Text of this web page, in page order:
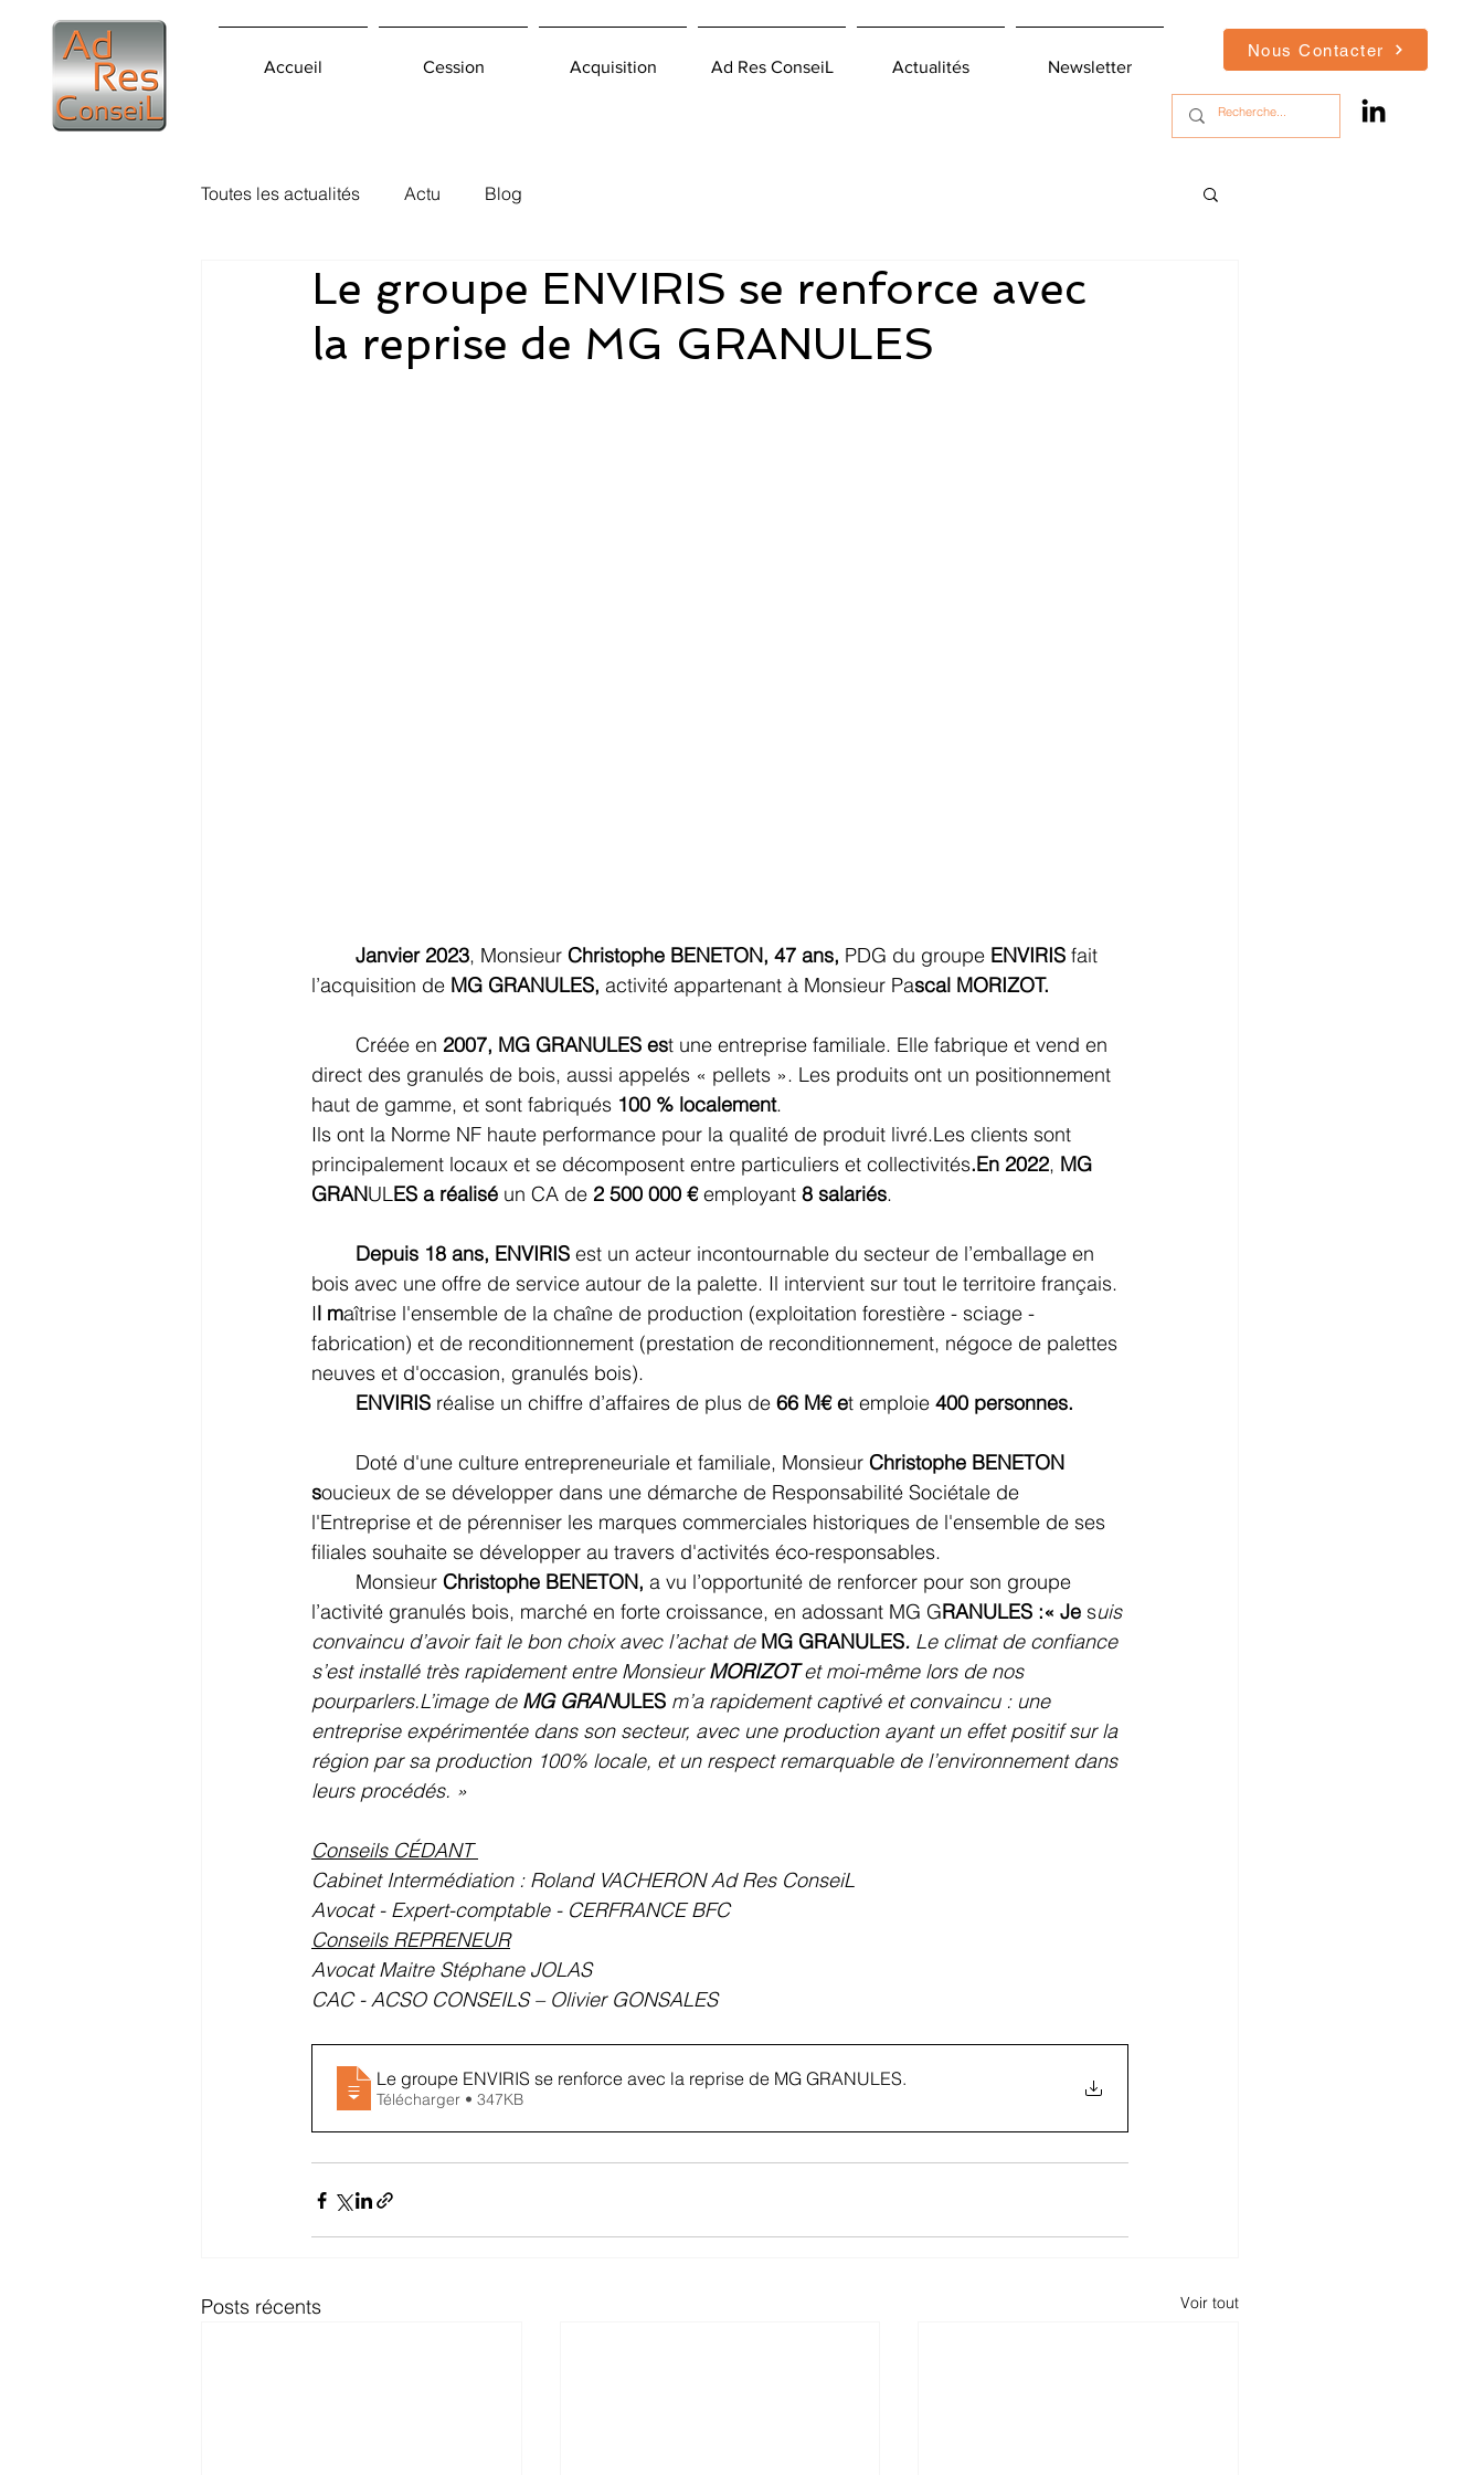
Nous Contacter
Accueil
Cession Acquisition Ad Res ConseiL Actualités Newsletter
Toutes les actualités Actu Blog
Le groupe ENVIRIS se renforce avec
la reprise de MG GRANULES
Janvier 2023, Monsieur Christophe BENETON, 47 ans, PDG du groupe ENVIRIS fait
l’acquisition de MG GRANULES, activité appartenant à Monsieur Pascal MORIZOT.
	Créée en
2007, MG GRANULES est une entreprise familiale. Elle fabrique et vend en
direct des granulés de bois, aussi appelés « pellets ». Les produits ont un positionnement
haut de gamme, et sont fabriqués 100 % localement.
Ils ont la Norme NF haute performance pour la qualité de produit livré.Les clients sont
principalement locaux et se décomposent entre particuliers et collectivités.En 2022, MG
GRANULES a réalisé un CA de 2 500 000 € employant 8 salariés.
Depuis 18 ans, ENVIRIS est un acteur incontournable du secteur de l’emballage en
bois avec une offre de service autour de la palette. Il intervient sur tout le territoire français.
Il maîtrise l'ensemble de la chaîne de production (exploitation forestière - sciage -
fabrication) et de reconditionnement (prestation de reconditionnement, négoce de palettes
neuves et d'occasion, granulés bois).
ENVIRIS réalise un chiffre d’affaires de plus de 66 M€ et emploie 400 personnes.
	Doté d'une culture entrepreneuriale et familiale, Monsieur
Christophe BENETON
soucieux de se développer dans une démarche de Responsabilité Sociétale de
l'Entreprise et de pérenniser les marques commerciales historiques de l'ensemble de ses
filiales souhaite se développer au travers d'activités éco-responsables.
	Monsieur
Christophe BENETON, a vu l’opportunité de renforcer pour son groupe
l’activité granulés bois, marché en forte croissance, en adossant MG GRANULES :« Je suis
convaincu d’avoir fait le bon choix avec l’achat de MG GRANULES. Le climat de confiance
s’est installé très rapidement entre Monsieur MORIZOT et moi-même lors de nos
pourparlers.L’image de MG GRANULES m’a rapidement captivé et convaincu : une
entreprise expérimentée dans son secteur, avec une production ayant un effet positif sur la
région par sa production 100% locale, et un respect remarquable de l’environnement dans
leurs procédés. »
Conseils CÉDANT
Cabinet Intermédiation : Roland VACHERON Ad Res ConseiL
Avocat - Expert-comptable - CERFRANCE BFC
Conseils REPRENEUR
Avocat Maitre Stéphane JOLAS
CAC - ACSO CONSEILS – Olivier GONSALES
Le groupe ENVIRIS se renforce avec la reprise de MG GRANULES.
Télécharger • 347KB
Posts récents Voir tout